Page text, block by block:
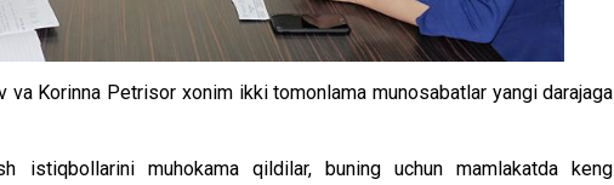
va Korinna Petrisor xonim ikki tomonlama munosabatlar yangi darajaga
istiqbollarini muhokama qildilar, buning uchun mamlakatda keng